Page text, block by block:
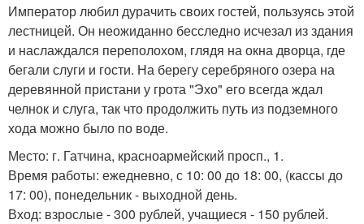
Император любил дурачить своих гостей, пользуясь этой
лестницей. Он неожиданно бесследно исчезал из здания
и наслаждался переполохом, глядя на окна дворца, где
бегали слуги и гости. На берегу серебряного озера на
деревянной пристани у грота "Эхо" его всегда ждал
челнок и слуга, так что продолжить путь из подземного
хода можно было по воде.
Место: г. Гатчина, красноармейский просп., 1.
Время работы: ежедневно, с 10: 00 до 18: 00, (кассы до
17: 00), понедельник - выходной день.
Вход: взрослые - 300 рублей, учащиеся - 150 рублей.